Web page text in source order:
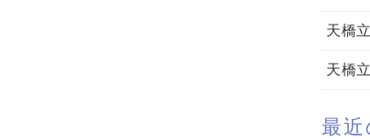
天橋
天橋
最近